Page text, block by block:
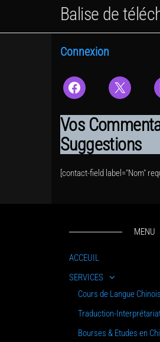
Balise de
Connexion
Vos
Suggestions
[contact-field label="Nom"
MENU
ACCEUIL
SERVICES
Cours de Langue
Traduction-
Bourses & Etudes en